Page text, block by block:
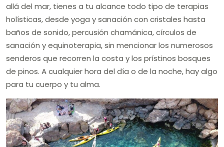
allá del mar, tienes a tu alcance todo tipo de terapias
holísticas, desde yoga y sanación con cristales hasta
baños de sonido, percusión chamánica, círculos de
sanación y equinoterapia, sin mencionar los numerosos
senderos que recorren la costa y los prístinos bosques
de pinos. A cualquier hora del día o de la noche, hay algo
para tu cuerpo y tu alma.